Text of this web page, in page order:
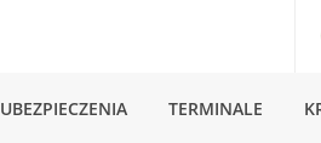
UBEZPIECZENIA TERMINALE